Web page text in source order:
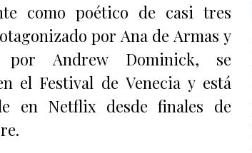
como poético de casi tres
por Ana de Armas y
por Andrew Dominick, se
el Festival de Venecia y está
en Netflix desde finales de